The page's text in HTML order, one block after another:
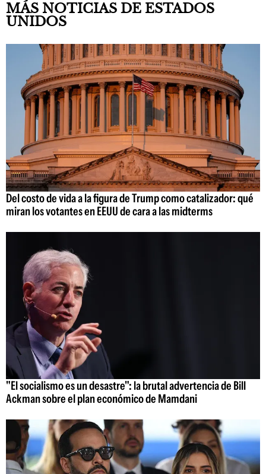
MÁS NOTICIAS DE ESTADOS
UNIDOS
Del costo de vida a la figura de Trump como catalizador: qué
miran los votantes en EEUU de cara a las midterms
"El socialismo es un desastre": la brutal advertencia de Bill
Ackman sobre el plan económico de Mamdani